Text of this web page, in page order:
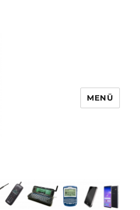
MENÜ